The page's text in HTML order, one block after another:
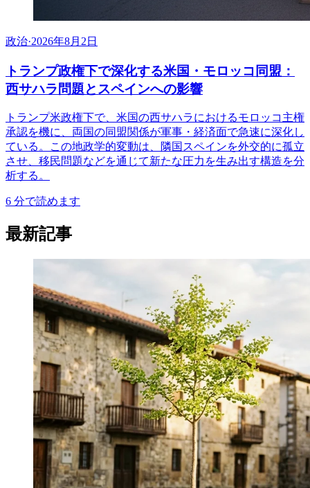
政治·2026年8月2日
トランプ政権下で深化する米国・モロッコ同盟：
西サハラ問題とスペインへの影響
トランプ米政権下で、米国の西サハラにおけるモロッコ主権
承認を機に、両国の同盟関係が軍事・経済面で急速に深化し
ている。この地政学的変動は、隣国スペインを外交的に孤立
させ、移民問題などを通じて新たな圧力を生み出す構造を分
析する。
6 分で読めます
最新記事